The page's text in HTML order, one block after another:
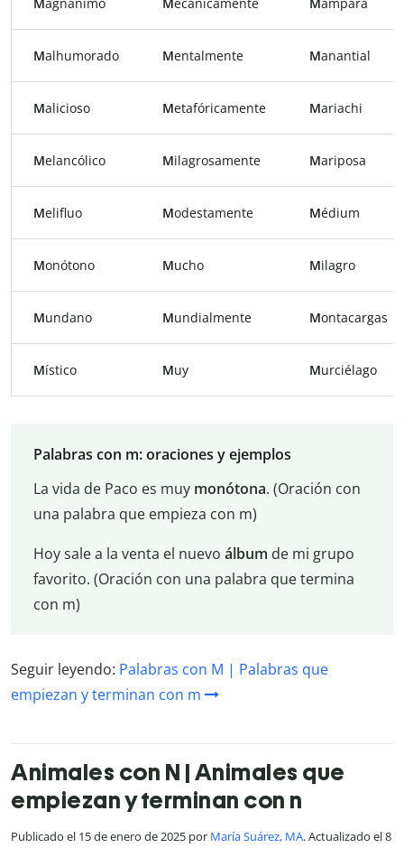
Malhumorado Mentalmente Manantial
Malicioso Metafóricamente Mariachi
Melancólico Milagrosamente Mariposa
Melifluo Modestamente Médium
Monótono Mucho Milagro
Mundano Mundialmente Montacargas
Místico Muy Murciélago
Palabras con m: oraciones y ejemplos
La vida de Paco es muy monótona. (Oración con
una palabra que empieza con m)
Hoy sale a la venta el nuevo álbum de mi grupo
favorito. (Oración con una palabra que termina
con m)
Seguir leyendo: Palabras con M | Palabras que
empiezan y terminan con m
Animales con N | Animales que
empiezan y terminan con n
Publicado el 15 de enero de 2025 por María Suárez, MA. Actualizado el 8